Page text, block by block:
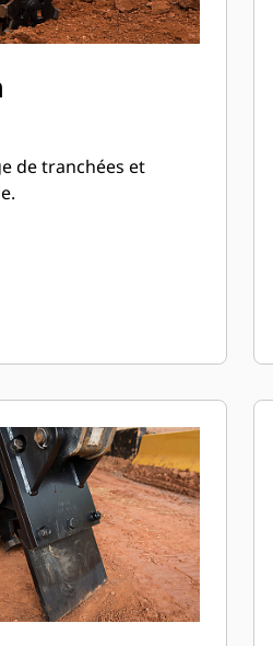
de tranchées et